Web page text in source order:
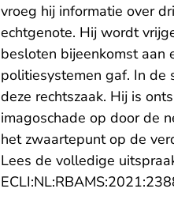
vroeg hij informatie over
echtgenote. Hij wordt
besloten bijeenkomst aan
politiesystemen gaf. In de
deze rechtszaak. Hij is
imagoschade op door de
het zwaartepunt op de
Lees de volledige